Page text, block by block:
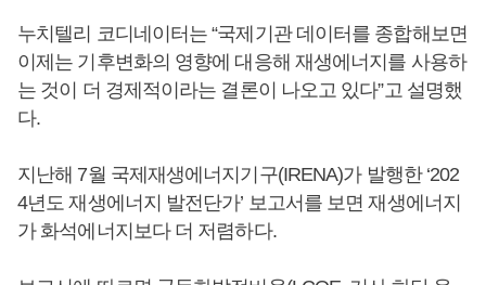
누치텔리 코디네이터는 “국제기관 데이터를 종합해보면
이제는 기후변화의 영향에 대응해 재생에너지를 사용하
는 것이 더 경제적이라는 결론이 나오고 있다”고 설명했
다.
지난해 7월 국제재생에너지기구(IRENA)가 발행한 ‘202
4년도 재생에너지 발전단가’ 보고서를 보면 재생에너지
가 화석에너지보다 더 저렴하다.